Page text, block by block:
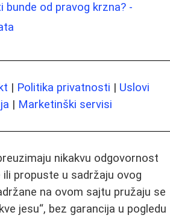
bunde od pravog krzna? -
| Politika privatnosti | Uslovi
| Marketinški servisi
nikakvu odgovornost
ili propuste u sadržaju ovog
na ovom sajtu pružaju se
jesu“, bez garancija u pogledu